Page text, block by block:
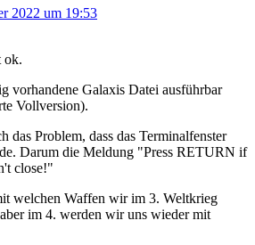
2022 um 19:53
ok.
vorhandene Galaxis Datei ausführbar
Vollversion).
das Problem, dass das Terminalfenster
Darum die Meldung "Press RETURN if
close!"
welchen Waffen wir im 3. Weltkrieg
im 4. werden wir uns wieder mit